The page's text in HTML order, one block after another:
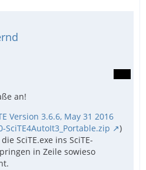
an!
Version 3.6.6, May 31 2016
SciTE4AutoIt3_Portable.zip
)
SciTE.exe ins SciTE-
in Zeile sowieso